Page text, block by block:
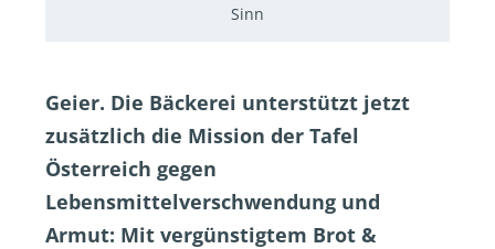
Sinn
Geier. Die Bäckerei unterstützt jetzt
zusätzlich die Mission der Tafel
Österreich gegen
Lebensmittelverschwendung und
Armut: Mit vergünstigtem Brot &